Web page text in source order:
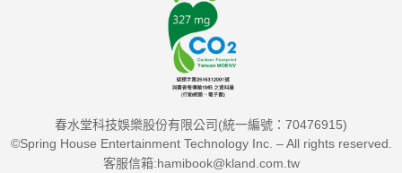
春水堂科技娛樂股份有限公司(統一編號：70476915)
©Spring House Entertainment Technology Inc. – All rights reserved.
客服信箱:hamibook@kland.com.tw